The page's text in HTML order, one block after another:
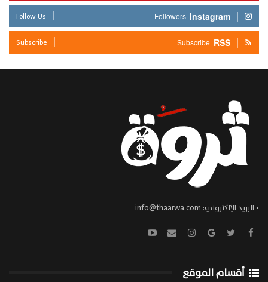
Instagram
Followers
Follow Us
RSS
Subscribe
Subscribe
• البريد الإلكتروني: info@thaarwa.com
أقسام الموقع